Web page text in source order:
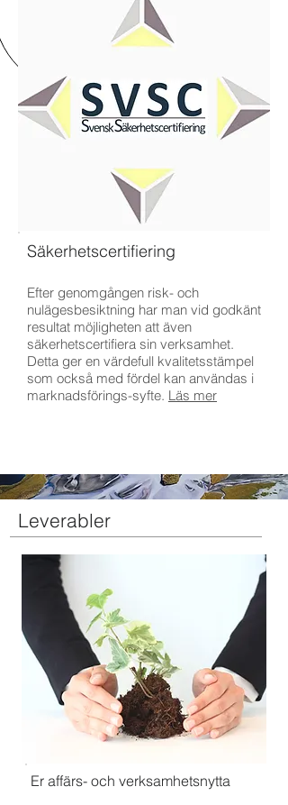
Efter genomgången risk- och
nulägesbesiktning har man vid godkänt
resultat möjligheten att även
säkerhetscertifiera sin verksamhet.
Detta ger en värdefull kvalitetsstämpel
som också med fördel kan användas i
marknadsförings-syfte. Läs mer
Säkerhetscertifiering
Er affärs- och verksamhetsnytta
Leverabler